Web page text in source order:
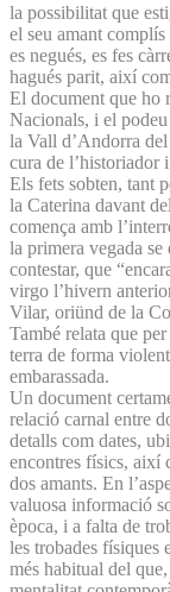
la possibilitat que
el seu amant
es negués, es fes
hagués parit, així
El document que ho
Nacionals, i el
la Vall d’Andorra
cura de l’historiador
Els fets sobten, tant
la Caterina davant
comença amb
la primera vegada
contestar, que
virgo l’hivern
Vilar, oriünd de la
També relata que
terra de forma
embarassada.
Un document
relació carnal entre
detalls com dates,
encontres físics, així
dos amants. En
valuosa informació
època, i a falta de
les trobades físiques
més habitual del